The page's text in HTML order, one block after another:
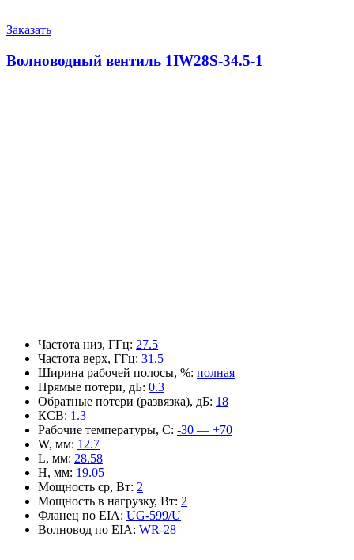
Заказать
Волноводный вентиль 1IW28S-34.5-1
Частота низ, ГГц: 27.5
Частота верх, ГГц: 31.5
Ширина рабочей полосы, %: полная
Прямые потери, дБ: 0.3
Обратные потери (развязка), дБ: 18
КСВ: 1.3
Рабочие температуры, С: -30 — +70
W, мм: 12.7
L, мм: 28.58
H, мм: 19.05
Мощность ср, Вт: 2
Мощность в нагрузку, Вт: 2
Фланец по EIA: UG-599/U
Волновод по EIA: WR-28